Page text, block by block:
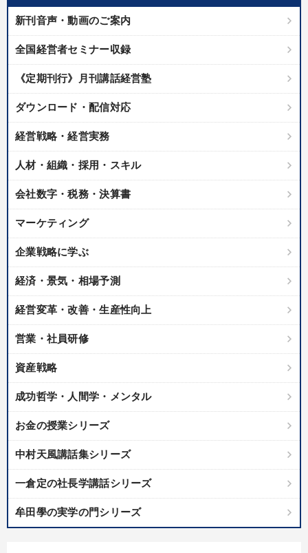
新刊音声・動画のご案内
全国経営者セミナー収録
《定期刊行》月刊講話経営塾
ダウンロード・配信対応
経営戦略・経営実務
人材・組織・採用・スキル
会社数字・税務・決算書
マーケティング
企業戦略に学ぶ
経済・景気・相場予測
経営変革・改善・生産性向上
営業・社員研修
資産戦略
成功哲学・人間学・メンタル
お金の授業シリーズ
中村天風講話集シリーズ
一倉定の社長学講話シリーズ
牟田學の実学の門シリーズ